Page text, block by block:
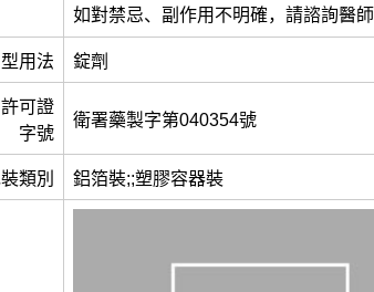
如對禁忌、副作用不明確，請諮詢醫師
用法 錠劑
許可證
字號
衛署藥製字第040354號
類別 鋁箔裝;;塑膠容器裝